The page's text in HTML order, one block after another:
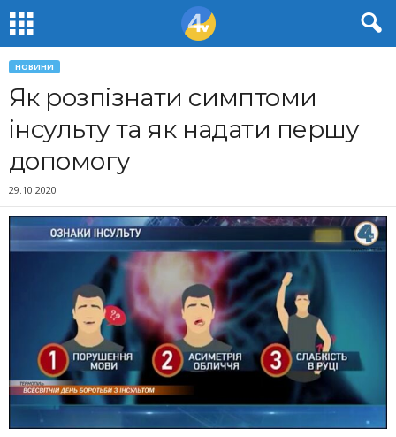
НОВИНИ
Як розпізнати симптоми
інсульту та як надати першу
допомогу
29.10.2020